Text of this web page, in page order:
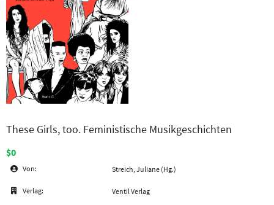
These Girls, too. Feministische Musikgeschichten
$0
Von: Streich, Juliane (Hg.)
Verlag: Ventil Verlag